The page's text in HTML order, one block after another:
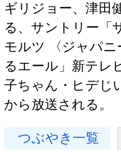
ギリジョー、津田
る、サントリー「
モルツ 〈ジャパ
るエール」新テレ
子ちゃん・ヒデじ
から放送される。
つぶやき一覧